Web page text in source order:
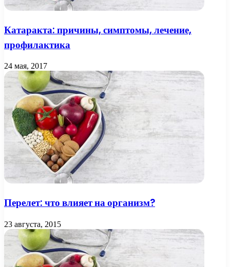
Катаракта: причины, симптомы, лечение,
профилактика
24 мая, 2017
Перелет: что влияет на организм?
23 августа, 2015